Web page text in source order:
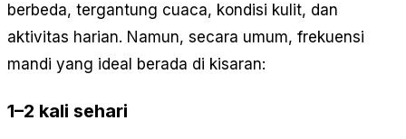
berbeda, tergantung cuaca, kondisi kulit, dan
aktivitas harian. Namun, secara umum, frekuensi
mandi yang ideal berada di kisaran:
1–2 kali sehari